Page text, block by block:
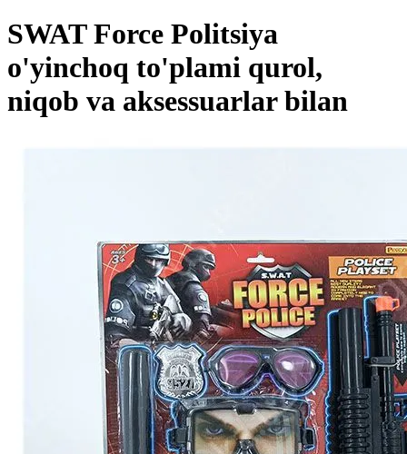
SWAT Force Politsiya
o'yinchoq to'plami qurol,
niqob va aksessuarlar bilan